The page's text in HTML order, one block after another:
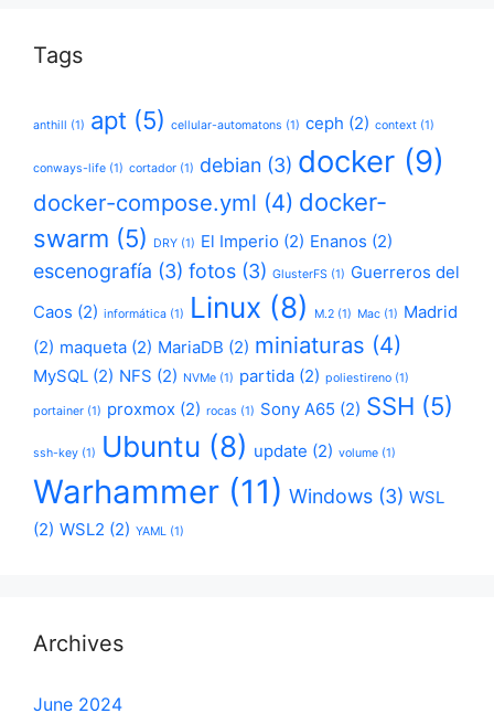
Tags
anthill (1) apt (5) cellular-automatons (1) ceph (2) context (1)
conways-life (1) cortador (1) debian (3) docker (9)
docker-compose.yml (4) docker-
swarm (5) DRY (1) El Imperio (2) Enanos (2)
escenografía (3) fotos (3) GlusterFS (1) Guerreros del
Caos (2) informática (1) Linux (8) M.2 (1) Mac (1) Madrid
(2) maqueta (2) MariaDB (2) miniaturas (4)
MySQL (2) NFS (2) NVMe (1) partida (2) poliestireno (1)
portainer (1) proxmox (2) rocas (1) Sony A65 (2) SSH (5)
ssh-key (1) Ubuntu (8) update (2) volume (1)
Warhammer (11) Windows (3) WSL
(2) WSL2 (2) YAML (1)
Archives
June 2024